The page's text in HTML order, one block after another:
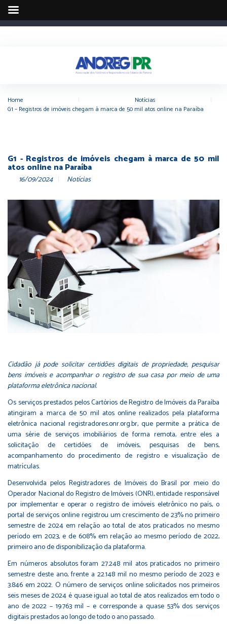
Home Notícias
G1 – Registros de imóveis chegam à marca de 50 mil atos online na Paraíba
G1 - Registros de imóveis chegam à marca de 50 mil
atos online na Paraíba
16/09/2024 Notícias
Cidadão já pode solicitar certidões digitais de propriedade, pesquisar
bens imóveis e acompanhar o registro de sua casa por meio de uma
plataforma eletrônica nacional.
Os serviços prestados pelos Cartórios de Registro de Imóveis da Paraíba
atingiram a marca de 50 mil atos online realizados pela plataforma
eletrônica nacional registradores.onr.org.br, que permite a prática de
uma série de serviços imobiliários de forma remota, entre eles a
solicitação de certidões de imóveis, pesquisas de bens,
acompanhamento do procedimento de registro e visualização de
matrículas.
Desenvolvida pelos Registradores de Imóveis do Brasil por meio do
Operador Nacional do Registro de Imóveis (ONR), entidade responsável
por implementar e operar o registro de imóveis eletrônico no país, o
portal de serviços online registrou um crescimento de 23% no primeiro
semestre de 2024 em relação ao total de atos praticados no mesmo
período em 2023, e de 608% em relação ao mesmo período de 2022,
primeiro ano de disponibilização da plataforma.
Em números absolutos foram 27.248 mil atos praticados no primeiro
semestre deste ano, frente a 22.148 mil no mesmo período de 2023 e
3.846 em 2022. O número de serviços online solicitados nos primeiros
seis meses de 2024 é quase igual ao total de atos realizados em todo o
ano de 2022 – 19.763 mil – e corresponde a quase 53% dos serviços
digitais prestados ao longo de todo o ano passado.